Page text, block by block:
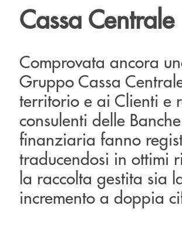
Cassa Centrale
Comprovata ancora
Gruppo Cassa
territorio e ai Clienti e
consulenti delle
finanziaria fanno
traducendosi in ottimi
la raccolta gestita sia
incremento a doppia